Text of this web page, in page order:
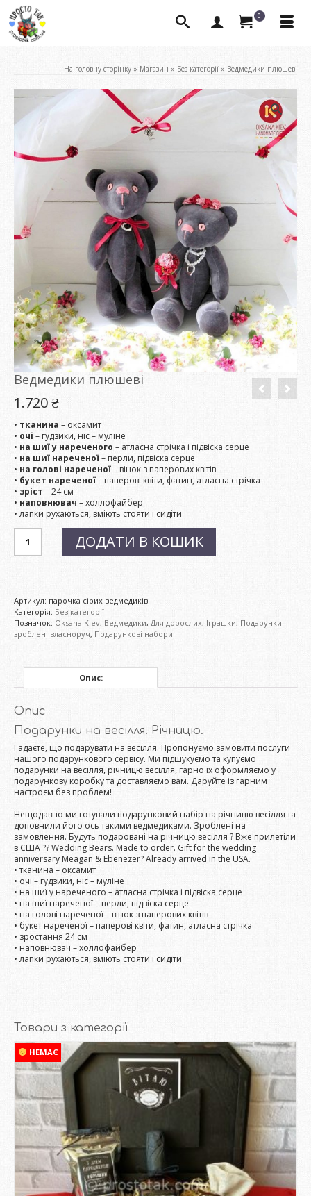
0
На головну сторінку » Магазин » Без категорії » Ведмедики плюшеві
Ведмедики плюшеві
1.720₴
• тканина – оксамит
• очі – гудзики, ніс – муліне
• на шиї у нареченого – атласна стрічка і підвіска серце
• на шиї нареченої– перли, підвіска серце
• на голові нареченої– вінок з паперових квітів
• букет нареченої– паперові квіти, фатин, атласна стрічка
• зріст – 24 см
• наповнювач – холлофайбер
• лапки рухаються, вміють стояти і сидіти
Ведмедики
плюшеві
кількість
ДОДАТИ В КОШИК
Артикул: парочка сірих ведмедиків
Категорія: Без категорії
Позначок: Oksana Kiev, Ведмедики, Для дорослих, Іграшки, Подарунки
зроблені власноруч, Подарункові набори
Опис:
Опис
Подарунки на весілля. Річницю.
Гадаєте, що подарувати на весілля. Пропонуємо замовити послуги
нашого подарункового сервісу. Ми підшукуємо та купуємо
подарунки на весілля, річницю весілля, гарно їх оформляємо у
подарункову коробку та доставляємо вам. Даруйте із гарним
настроєм без проблем!
Нещодавно ми готували подарунковий набір на річницю весілля та
доповнили його ось такими ведмедиками. Зроблені на
замовлення. Будуть подаровані на річницю весілля ? Вже прилетіли
в США ?? Wedding Bears. Made to order. Gift for the wedding
anniversary Meagan & Ebenezer? Already arrived in the USA.
• тканина – оксамит
• очі – гудзики, ніс – муліне
• на шиї у нареченого – атласна стрічка і підвіска серце
• на шиї нареченої – перли, підвіска серце
• на голові нареченої – вінок з паперових квітів
• букет нареченої – паперові квіти, фатин, атласна стрічка
• зростання 24 см
• наповнювач – холлофайбер
• лапки рухаються, вміють стояти і сидіти
Товари з категорії
НЕМАЄ